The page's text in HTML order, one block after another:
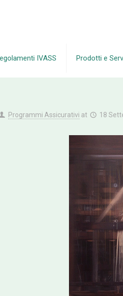
IVASS Prodotti e
Programmi Assicurativi at 18